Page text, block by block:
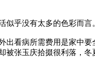
乎没有太多的色彩而言
看病所需费用是家中
张玉庆拾掇很利落，